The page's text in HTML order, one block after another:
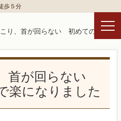
歩５分
り、首が回らない 初めての施術
首が回らない
楽になりました